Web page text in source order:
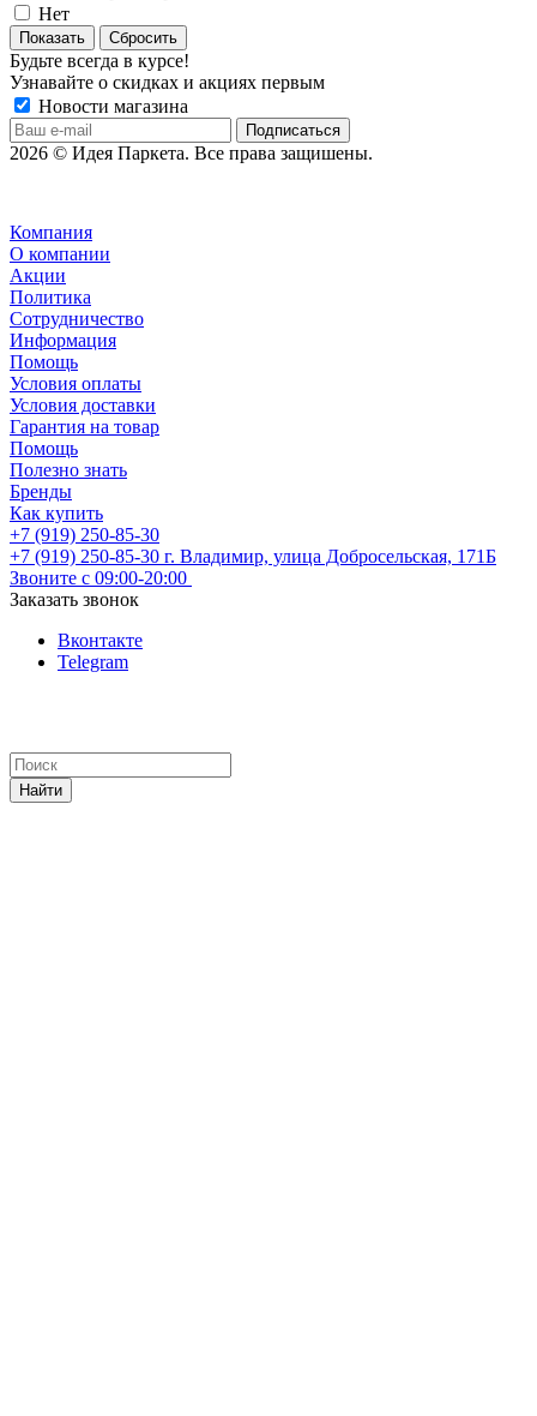
Нет
Сбросить
Будьте всегда в курсе!
Узнавайте о скидках и акциях первым
Новости магазина
2026 © Идея Паркета. Все права защишены.
Компания
О компании
Акции
Политика
Сотрудничество
Информация
Помощь
Условия оплаты
Условия доставки
Гарантия на товар
Помощь
Полезно знать
Бренды
Как купить
+7 (919) 250-85-30
+7 (919) 250-85-30 г. Владимир, улица Добросельская, 171Б
Звоните с 09:00-20:00
Заказать звонок
Вконтакте
Telegram
Найти